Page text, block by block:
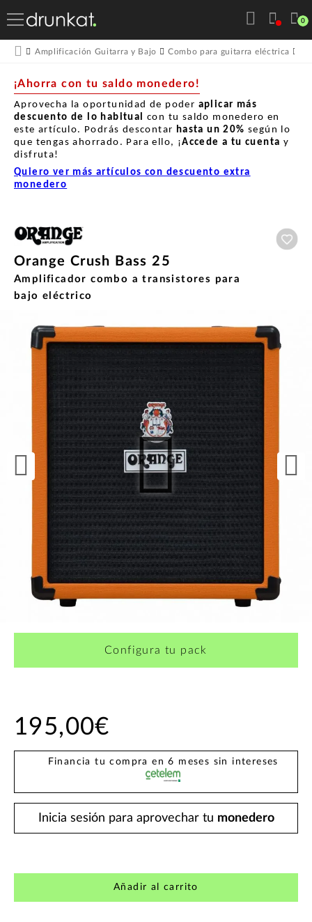
0
Amplificación Guitarra y Bajo Combo para guitarra eléctrica
¡Ahorra con tu saldo monedero!
Aprovecha la oportunidad de poder aplicar más
descuento de lo habitual con tu saldo monedero en
este artículo. Podrás descontar hasta un 20% según lo
que tengas ahorrado. Para ello, ¡Accede a tu cuenta y
disfruta!
Quiero ver más artículos con descuento extra
monedero
Orange Crush Bass 25
Amplificador combo a transistores para
bajo eléctrico
¿Quieres crearte tu propio pack?
Configura tu pack
195,00€
Financia tu compra en 6 meses sin intereses
Inicia sesión para aprovechar tu monedero
Añadir al carrito